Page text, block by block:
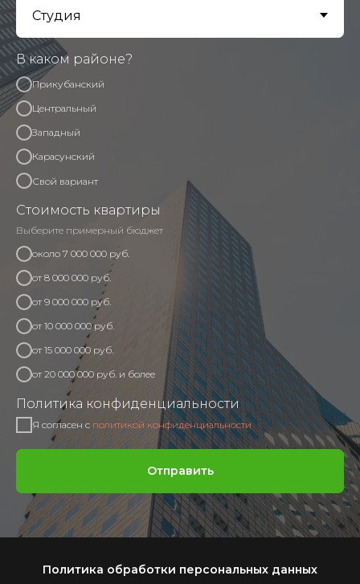
В каком районе?
Прикубанский
Центральный
Западный
Карасунский
Свой вариант
Стоимость квартиры
Выберите примерный бюджет
около 7 000 000 руб.
от 8 000 000 руб.
от 9 000 000 руб.
от 10 000 000 руб.
от 15 000 000 руб.
от 20 000 000 руб. и более
Политика конфиденциальности
Я согласен с политикой конфиденциальности
Отправить
Политика обработки персональных данных